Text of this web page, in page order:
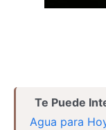
Te Puede
Agua para